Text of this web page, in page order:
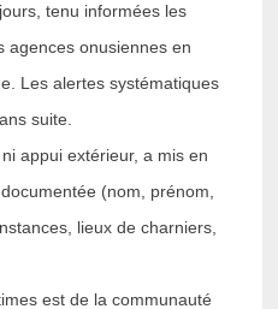
tenu informées les
agences onusiennes en
Les alertes systématiques
suite.
appui extérieur, a mis en
(nom, prénom,
lieux de charniers,
est de la communauté